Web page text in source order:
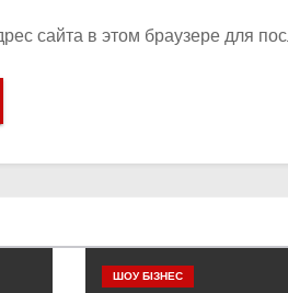
сайта в этом браузере для
ШОУ БІЗНЕС